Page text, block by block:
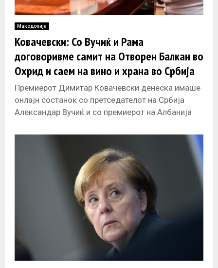
Македонија
Ковачевски: Со Вучиќ и Рама
договоривме самит на Отворен Балкан во
Охрид и саем на вино и храна во Србија
Премиерот Димитар Ковачевски денеска имаше
онлајн состанок со претседателот на Србија
Александар Вучиќ и со премиерот на Албанија
заедничката